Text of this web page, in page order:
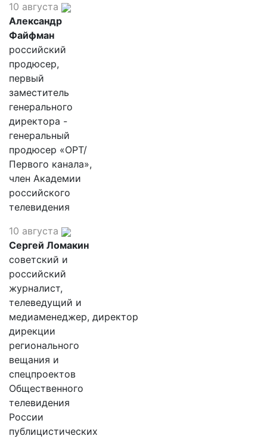
10 августа
Александр
Файфман
российский
продюсер,
первый
заместитель
генерального
директора -
генеральный
продюсер «ОРТ/
Первого канала»,
член Академии
российского
телевидения
10 августа
Сергей Ломакин
советский и
российский
журналист,
телеведущий и
медиаменеджер, директор
дирекции
регионального
вещания и
спецпроектов
Общественного
телевидения
России
публицистических